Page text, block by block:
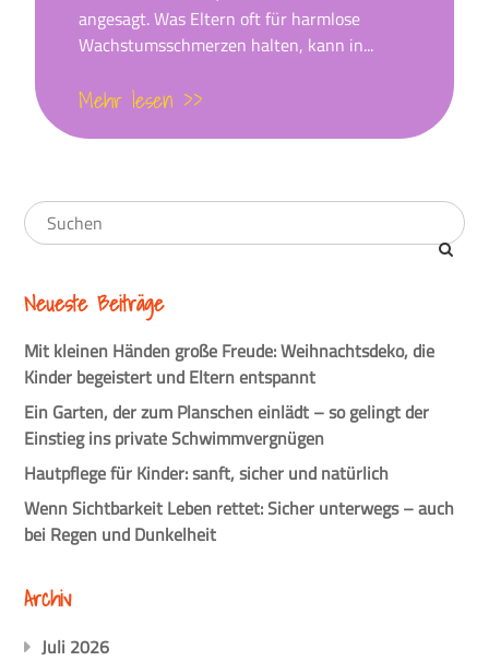
angesagt. Was Eltern oft für harmlose
Wachstumsschmerzen halten, kann in...
Mehr lesen >>
Neueste Beiträge
Mit kleinen Händen große Freude: Weihnachtsdeko, die
Kinder begeistert und Eltern entspannt
Ein Garten, der zum Planschen einlädt – so gelingt der
Einstieg ins private Schwimmvergnügen
Hautpflege für Kinder: sanft, sicher und natürlich
Wenn Sichtbarkeit Leben rettet: Sicher unterwegs – auch
bei Regen und Dunkelheit
Archiv
Juli 2026